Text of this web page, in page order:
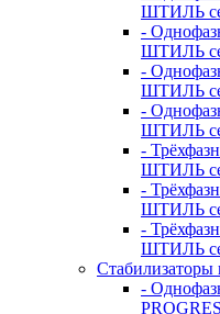
ШТИЛЬ
-
ШТИЛЬ
-
ШТИЛЬ
-
ШТИЛЬ
-
ШТИЛЬ
-
ШТИЛЬ
-
ШТИЛЬ
Стабилизаторы
-